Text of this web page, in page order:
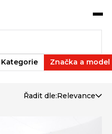
Kategorie Značka a model
Řadit dle:Relevance